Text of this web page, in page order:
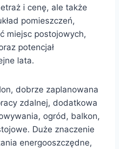
i cenę, ale także
pomieszczeń,
miejsc postojowych,
potencjał
lata.
dobrze zaplanowana
zdalnej, dodatkowa
ogród, balkon,
Duże znaczenie
energooszczędne,